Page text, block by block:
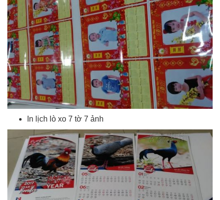
In lịch lò xo 7 tờ 7 ảnh